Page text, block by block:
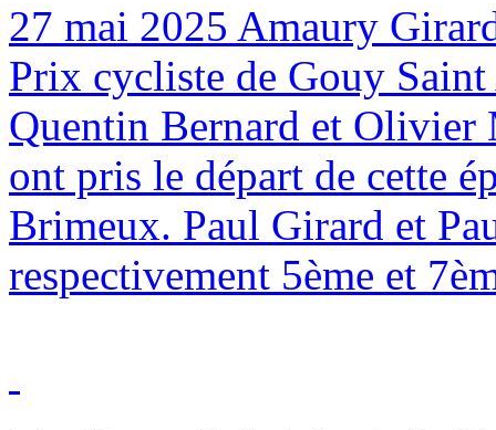
27 mai 2025 Amaury
Prix cycliste de Gouy
Quentin Bernard et Olivier
ont pris le départ de cette
Brimeux. Paul Girard et
respectivement 5ème et